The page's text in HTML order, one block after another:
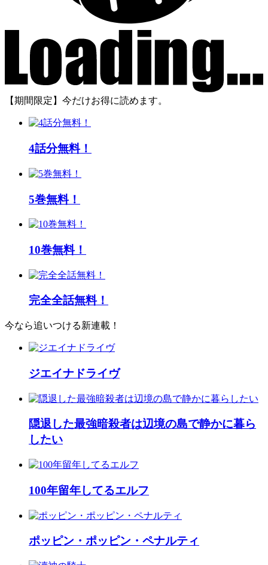
【期間限定】今だけお得に読めます。
4話分無料！
5巻無料！
10巻無料！
完全全話無料！
今なら追いつける新連載！
ジエイナドライヴ
隠退した最強暗殺者は辺境の島で静かに暮ら
したい
100年留年してるエルフ
ポッピン・ポッピン・ペナルティ